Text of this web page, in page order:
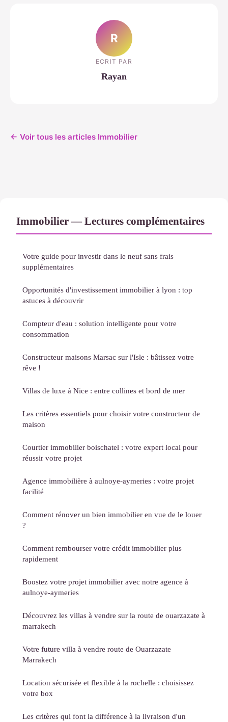
R
ECRIT PAR
Rayan
← Voir tous les articles Immobilier
Immobilier — Lectures complémentaires
Votre guide pour investir dans le neuf sans frais
supplémentaires
Opportunités d'investissement immobilier à lyon : top
astuces à découvrir
Compteur d'eau : solution intelligente pour votre
consommation
Constructeur maisons Marsac sur l'Isle : bâtissez votre
rêve !
Villas de luxe à Nice : entre collines et bord de mer
Les critères essentiels pour choisir votre constructeur de
maison
Courtier immobilier boischatel : votre expert local pour
réussir votre projet
Agence immobilière à aulnoye-aymeries : votre projet
facilité
Comment rénover un bien immobilier en vue de le louer
?
Comment rembourser votre crédit immobilier plus
rapidement
Boostez votre projet immobilier avec notre agence à
aulnoye-aymeries
Découvrez les villas à vendre sur la route de ouarzazate à
marrakech
Votre future villa à vendre route de Ouarzazate
Marrakech
Location sécurisée et flexible à la rochelle : choisissez
votre box
Les critères qui font la différence à la livraison d'un